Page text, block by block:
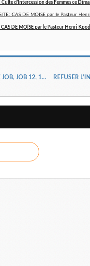
Culte d'Intercession des Femmes ce
CAS DE MOÏSE par le Pasteur Henri
L'INTERVENTION DE DIEU DANS LA VIE DE JOB, JOB 12, 1-25 (II), DOCTEUR PASTEUR HENRI KPODAHI